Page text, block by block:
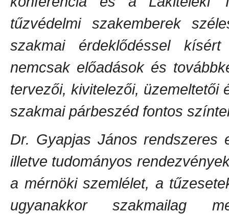
tűzvédelmi szakemberek
szakmai érdeklődéssel
nemcsak előadások és
tervezői, kivitelezői, üzemeltetői
szakmai párbeszéd fontos
Dr. Gyapjas János rendszeres
illetve tudományos
a mérnöki szemlélet, a
ugyanakkor szakmailag